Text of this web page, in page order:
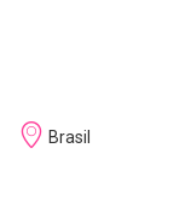
Brasil